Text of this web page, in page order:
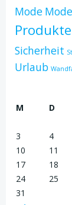
Mode
Produkte
Sicherheit
Urlaub
M
D
3
4
10
11
17
18
24
25
31